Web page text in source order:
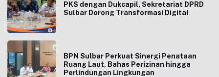
PKS dengan Dukcapil, Sekretariat DPRD
Sulbar Dorong Transformasi Digital
BPN Sulbar Perkuat Sinergi Penataan
Ruang Laut, Bahas Perizinan hingga
Perlindungan Lingkungan